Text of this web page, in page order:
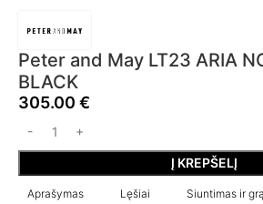
Peter and May LT23 ARIA
BLACK
305.00 €
Į KREPŠELĮ
Aprašymas Lęšiai Siuntimas ir